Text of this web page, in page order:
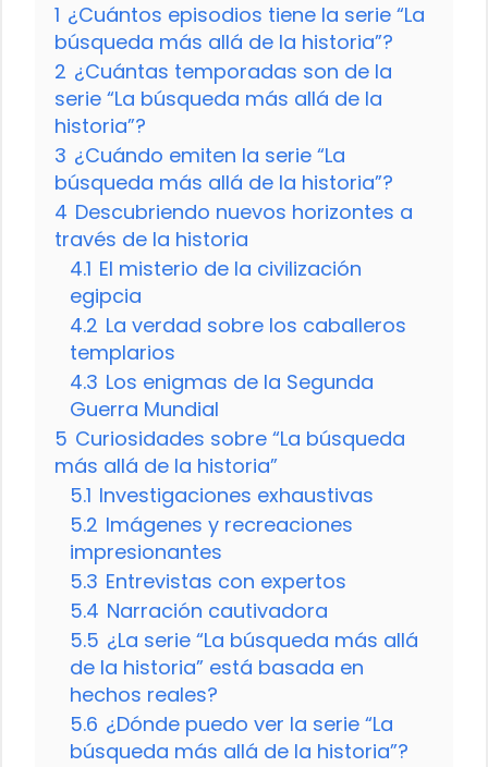
1 ¿Cuántos episodios tiene la serie “La
búsqueda más allá de la historia”?
2 ¿Cuántas temporadas son de la
serie “La búsqueda más allá de la
historia”?
3 ¿Cuándo emiten la serie “La
búsqueda más allá de la historia”?
4 Descubriendo nuevos horizontes a
través de la historia
4.1 El misterio de la civilización
egipcia
4.2 La verdad sobre los caballeros
templarios
4.3 Los enigmas de la Segunda
Guerra Mundial
5 Curiosidades sobre “La búsqueda
más allá de la historia”
5.1 Investigaciones exhaustivas
5.2 Imágenes y recreaciones
impresionantes
5.3 Entrevistas con expertos
5.4 Narración cautivadora
5.5 ¿La serie “La búsqueda más allá
de la historia” está basada en
hechos reales?
5.6 ¿Dónde puedo ver la serie “La
búsqueda más allá de la historia”?